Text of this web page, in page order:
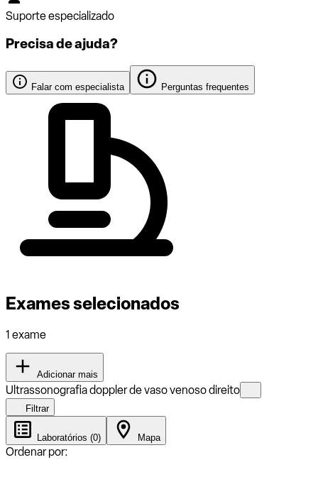
Suporte especializado
Precisa de ajuda?
Falar com especialista Perguntas frequentes
Exames selecionados
1 exame
Adicionar mais
Ultrassonografia doppler de vaso venoso direito
Filtrar
Laboratórios (0) Mapa
Ordenar por: